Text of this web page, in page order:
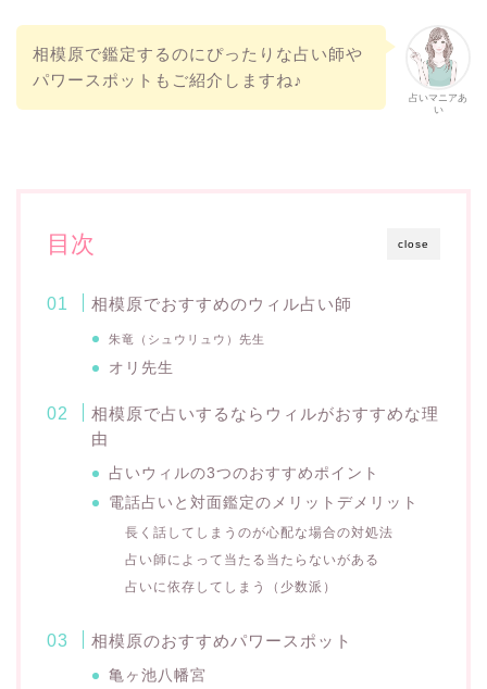
占いマニアあ
い
相模原で鑑定するのにぴったりな占い師や
パワースポットもご紹介しますね♪
close
目次
相模原でおすすめのウィル占い師
朱竜（シュウリュウ）先生
オリ先生
相模原で占いするならウィルがおすすめな理
由
占いウィルの3つのおすすめポイント
電話占いと対面鑑定のメリットデメリット
長く話してしまうのが心配な場合の対処法
占い師によって当たる当たらないがある
占いに依存してしまう（少数派）
相模原のおすすめパワースポット
亀ヶ池八幡宮